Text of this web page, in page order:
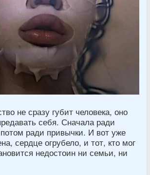
не сразу губит человека, оно
себя. Сначала ради
ради привычки. И вот уже
сердце огрубело, и тот, кто мог
недостоин ни семьи, ни